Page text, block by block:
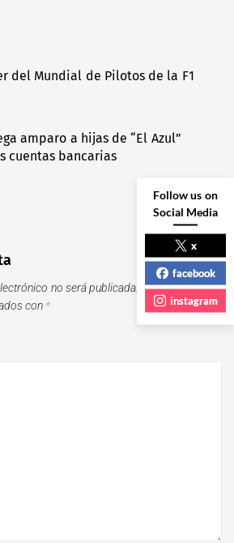
del Mundial de Pilotos de la F1
amparo a hijas de “El Azul”
cuentas bancarias
no será publicada.
Los campos
con *
Follow us on
Social Media
x
facebook
instagram